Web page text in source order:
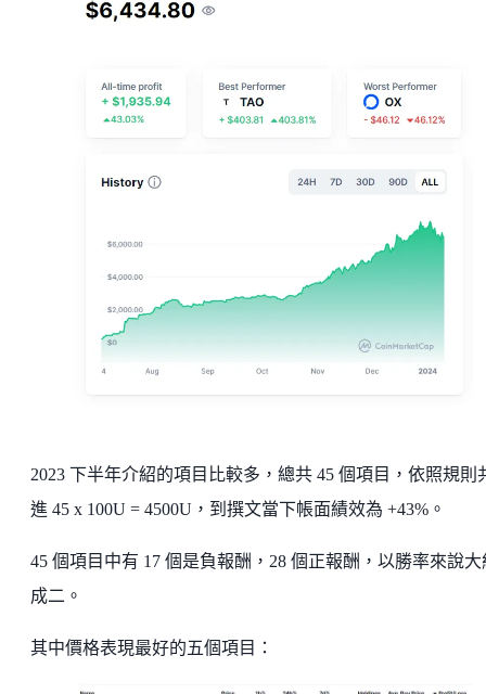
2023 下半年介紹的項目比較多，總共 45 個項目，依照規則
進 45 x 100U = 4500U，到撰文當下帳面績效為 +43%。
45 個項目中有 17 個是負報酬，28 個正報酬，以勝率來說大
成二。
其中價格表現最好的五個項目：